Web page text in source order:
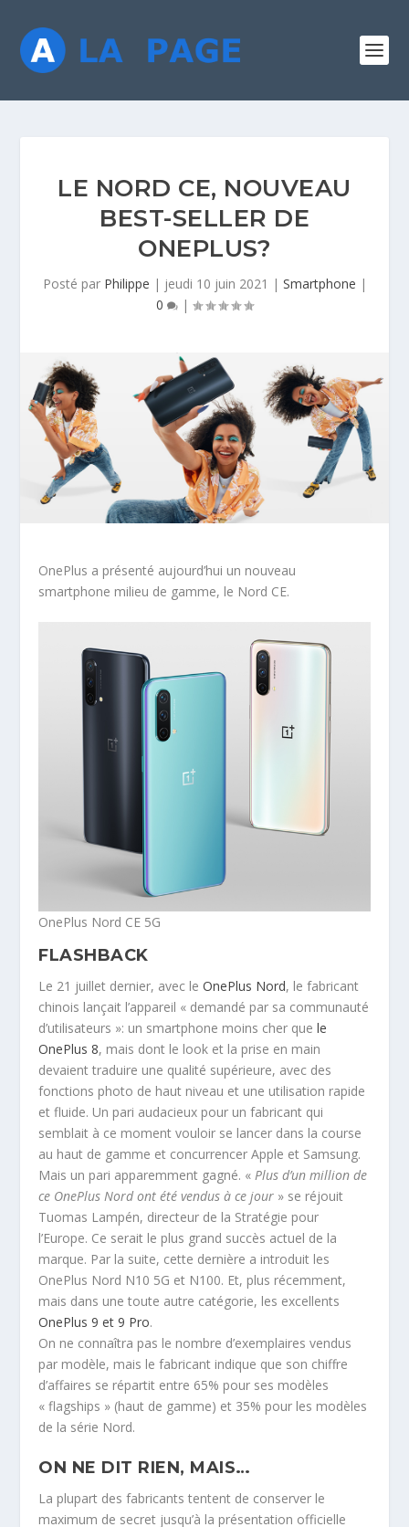
LE NORD CE, NOUVEAU
BEST-SELLER DE
ONEPLUS?
Posté par Philippe | jeudi 10 juin 2021 | Smartphone |
0
|
OnePlus a présenté aujourd’hui un nouveau
smartphone milieu de gamme, le Nord CE.
OnePlus Nord CE 5G
FLASHBACK
Le 21 juillet dernier, avec leOnePlus Nord, le fabricant
chinois lançait l’appareil « demandé par sa communauté
d’utilisateurs »: un smartphone moins cher quele
OnePlus 8, mais dont le look et la prise en main
devaient traduire une qualité supérieure, avec des
fonctions photo de haut niveau et une utilisation rapide
et fluide. Un pari audacieux pour un fabricant qui
semblait à ce moment vouloir se lancer dans la course
au haut de gamme et concurrencer Apple et Samsung.
Mais un pari apparemment gagné. «Plus d’un million de
ce OnePlus Nord ont été vendus à ce jour » se réjouit
Tuomas Lampén, directeur de la Stratégie pour
l’Europe. Ce serait le plus grand succès actuel de la
marque. Par la suite, cette dernière a introduit les
OnePlus Nord N10 5G et N100. Et, plus récemment,
mais dans une toute autre catégorie, les excellents
OnePlus 9 et 9 Pro.
On ne connaîtra pas le nombre d’exemplaires vendus
par modèle, mais le fabricant indique que son chiffre
d’affaires se répartit entre 65% pour ses modèles
« flagships » (haut de gamme) et 35% pour les modèles
de la série Nord.
ON NE DIT RIEN, MAIS…
La plupart des fabricants tentent de conserver le
maximum de secret jusqu’à la présentation officielle